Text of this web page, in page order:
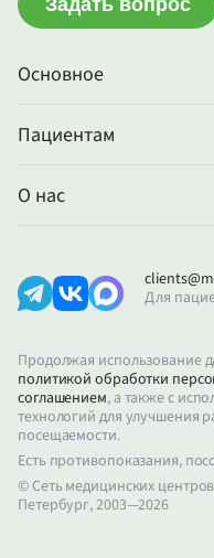
Основное
Пациентам
О нас
Продолжая использование
политикой обработки
соглашением, а также с
технологий для улучшения
посещаемости.
Есть противопоказания,
© Сеть медицинских
Петербург, 2003—2026
Для